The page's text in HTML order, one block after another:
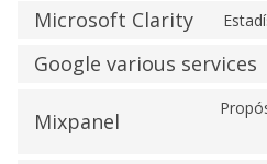
Microsoft Clarity
Google various services
Mixpanel